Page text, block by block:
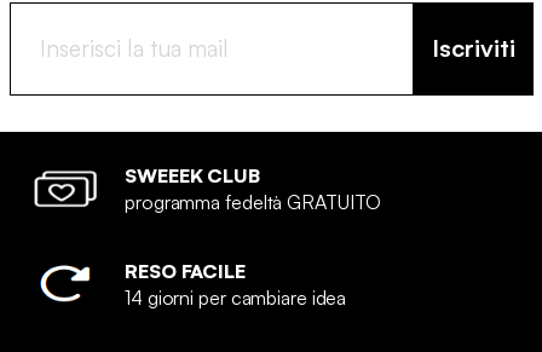
Iscriviti
SWEEEK CLUB
programma fedeltà GRATUITO
RESO FACILE
14 giorni per cambiare idea